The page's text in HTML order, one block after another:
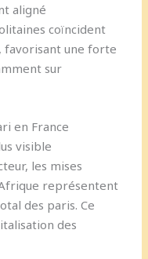
aligné
coïncident
favorisant une forte
sur
en France
visible
les mises
représentent
des paris. Ce
des